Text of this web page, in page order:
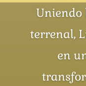
terrenal,
en